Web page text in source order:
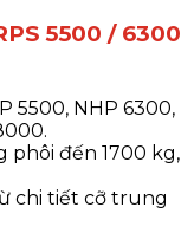
5500 / 6300
5500, NHP 6300,
phôi đến 1700 kg,
chi tiết cỡ trung